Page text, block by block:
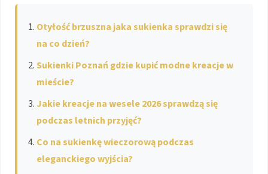
Otyłość brzuszna jaka sukienka sprawdzi się
na co dzień?
Sukienki Poznań gdzie kupić modne kreacje w
mieście?
Jakie kreacje na wesele 2026 sprawdzą się
podczas letnich przyjęć?
Co na sukienkę wieczorową podczas
eleganckiego wyjścia?